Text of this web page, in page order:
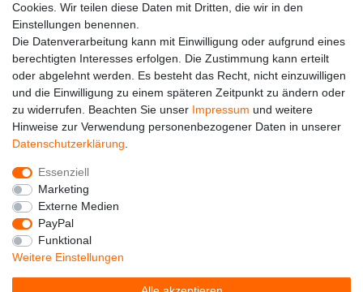
Alle auf dieser Webseite dargestellten Produkte und
Produktinformationen dienen ausschließlich der
allgemeinen Information. Es wird darauf hingewiesen, dass
Abweichungen zwischen den auf der Webseite
dargestellten Produkten und den tatsächlich gelieferten
Modellen möglich sind.
Die auf der Webseite gezeigten Abbildungen,
Spezifikationen und Beschreibungen können Änderungen
unterliegen und stellen nicht notwendigerweise die finalen
Cookies. Wir teilen diese Daten mit Dritten, die wir in den
Einstellungen benennen.
Die Datenverarbeitung kann mit Einwilligung oder aufgrund eines
berechtigten Interesses erfolgen. Die Zustimmung kann erteilt
oder abgelehnt werden. Es besteht das Recht, nicht einzuwilligen
und die Einwilligung zu einem späteren Zeitpunkt zu ändern oder
zu widerrufen. Beachten Sie unser Impressum und weitere
Hinweise zur Verwendung personenbezogener Daten in unserer
Daten­schutz­erklärung
Essenziell
Marketing
Externe Medien
PayPal
Funktional
Weitere Einstellungen